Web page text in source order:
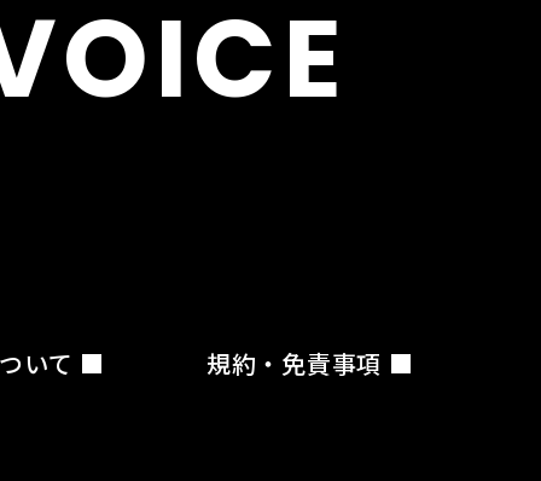
いて 規約・免責事項